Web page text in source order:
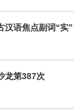
汉语焦点副词“实”
究所举办“叔湘讲堂”
龙第387次